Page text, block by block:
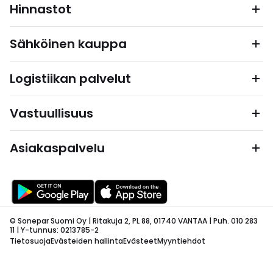
Hinnastot
Sähköinen kauppa
Logistiikan palvelut
Vastuullisuus
Asiakaspalvelu
© Sonepar Suomi Oy | Ritakuja 2, PL 88, 01740 VANTAA | Puh. 010 283
11 | Y-tunnus: 0213785-2
TietosuojaEvästeiden hallintaEvästeetMyyntiehdot